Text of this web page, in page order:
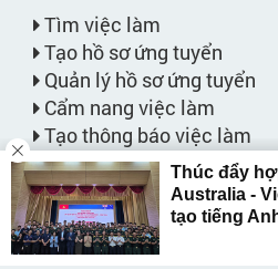
Tìm việc làm
Tạo hồ sơ ứng tuyển
Quản lý hồ sơ ứng tuyển
Cẩm nang việc làm
Tạo thông báo việc làm
Việc làm phù hợp với bạn
Bảng giá dịch vụ
Website liên kết